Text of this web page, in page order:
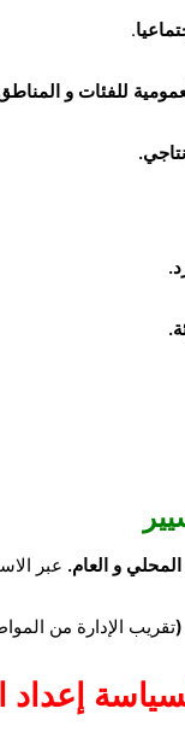
.
للفئات و
.
و العام. عبر
(تقريب الإدارة من
إعداد